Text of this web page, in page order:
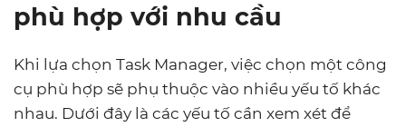
phù hợp với nhu cầu
Khi lựa chọn Task Manager, việc chọn một công
cụ phù hợp sẽ phụ thuộc vào nhiều yếu tố khác
nhau. Dưới đây là các yếu tố cần xem xét để